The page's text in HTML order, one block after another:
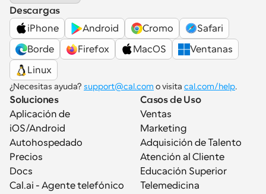
Descargas
iPhone
Android Cromo
Safari
Borde
Firefox MacOS
Ventanas
Linux
¿Necesitas ayuda? support@cal.com o visita cal.com/help.
Soluciones
Aplicación de
iOS/Android
Autohospedado
Precios
Docs
Cal.ai - Agente telefónico
Casos de Uso
Ventas
Marketing
Adquisición de Talento
Atención al Cliente
Educación Superior
Telemedicina